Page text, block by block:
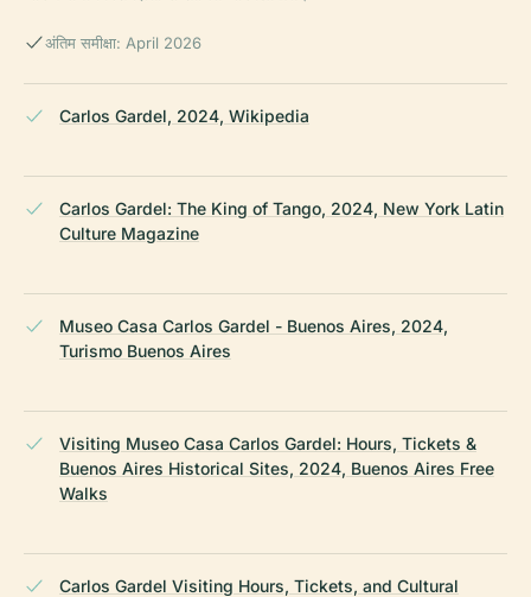
अंतिम समीक्षा: April 2026
Carlos Gardel, 2024, Wikipedia
Carlos Gardel: The King of Tango, 2024, New York Latin
Culture Magazine
Museo Casa Carlos Gardel - Buenos Aires, 2024,
Turismo Buenos Aires
Visiting Museo Casa Carlos Gardel: Hours, Tickets &
Buenos Aires Historical Sites, 2024, Buenos Aires Free
Walks
Carlos Gardel Visiting Hours, Tickets, and Cultural